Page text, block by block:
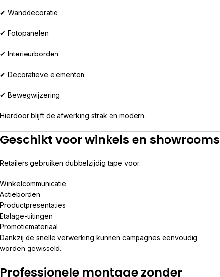
✔ Wanddecoratie
✔ Fotopanelen
✔ Interieurborden
✔ Decoratieve elementen
✔ Bewegwijzering
Hierdoor blijft de afwerking strak en modern.
Geschikt voor winkels en showrooms
Retailers gebruiken dubbelzijdig tape voor:
Winkelcommunicatie
Actieborden
Productpresentaties
Etalage-uitingen
Promotiemateriaal
Dankzij de snelle verwerking kunnen campagnes eenvoudig
worden gewisseld.
Professionele montage zonder